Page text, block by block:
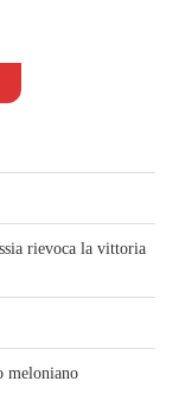
rievoca la vittoria
meloniano